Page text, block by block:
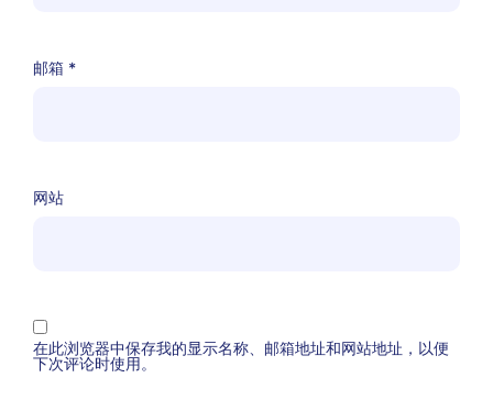
邮箱 *
网站
在此浏览器中保存我的显示名称、邮箱地址和网站地址，以便
下次评论时使用。